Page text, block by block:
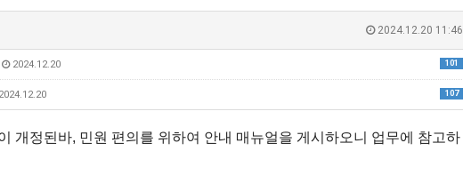
2024.12.20 11:46
101
2024.12.20
107
개정된바, 민원 편의를 위하여 안내 매뉴얼을 게시하오니 업무에 참고하